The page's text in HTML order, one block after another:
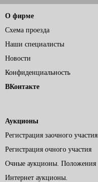
О фирме
Схема проезда
Наши специалисты
Новости
Конфиденциальность
ВКонтакте
Аукционы
Регистрация заочного участия
Регистрация очного участия
Очные аукционы. Положения
Интернет аукционы.